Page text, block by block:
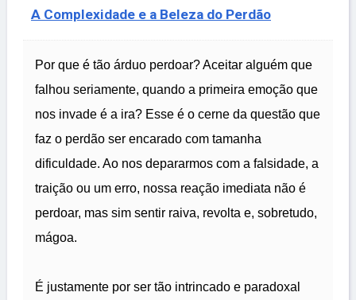
A Complexidade e a Beleza do Perdão
Por que é tão árduo perdoar? Aceitar alguém que
falhou seriamente, quando a primeira emoção que
nos invade é a ira? Esse é o cerne da questão que
faz o perdão ser encarado com tamanha
dificuldade. Ao nos depararmos com a falsidade, a
traição ou um erro, nossa reação imediata não é
perdoar, mas sim sentir raiva, revolta e, sobretudo,
mágoa.
É justamente por ser tão intrincado e paradoxal